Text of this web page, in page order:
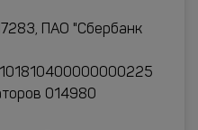
ПАО "Сбербанк
014980